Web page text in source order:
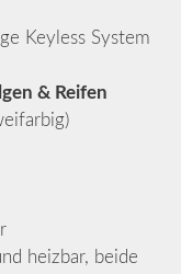
Keyless System
& Reifen
heizbar, beide